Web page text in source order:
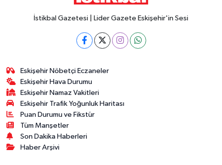
İstikbal Gazetesi | Lider Gazete Eskişehir'in Sesi
Eskişehir Nöbetçi Eczaneler
Eskişehir Hava Durumu
Eskişehir Namaz Vakitleri
Eskişehir Trafik Yoğunluk Haritası
Puan Durumu ve Fikstür
Tüm Manşetler
Son Dakika Haberleri
Haber Arşivi